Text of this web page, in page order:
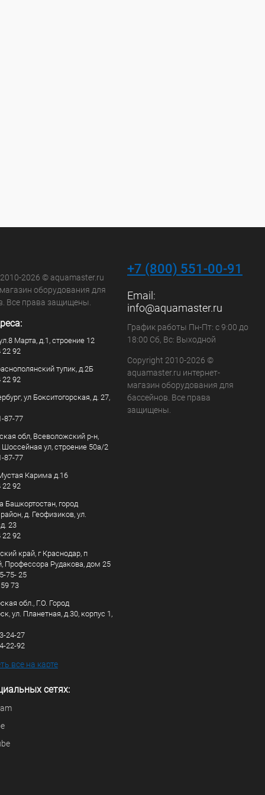
2026 © aquamaster.ru
оборудования для
Все права защищены.
Марта, д.1, строение 12
22 92
тупик, д.2Б
22 92
ул Бокситогорская, д. 27,
87-77
обл, Всеволожский р-н,
Шоссейная ул, строение 50а/2
87-77
Карима д.16
22 92
Башкортостан, город
д. Геофизиков, ул.
23
22 92
край, г Краснодар, п
Профессора Рудакова, дом 25
75- 25
73
обл., Г.О. Город
ул. Планетная, д.30, корпус 1,
24-27
22-92
все на карте
сетях:
+7 (800) 551-00-91
Email:
info@aquamaster.ru
График работы Пн-Пт: с 9:00 до
18:00 Сб, Вс: Выходной
Copyright 2010-2026 ©
aquamaster.ru интернет-
магазин оборудования для
бассейнов. Все права
защищены.